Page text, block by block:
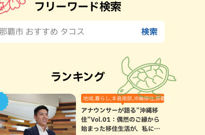
フリーワード検索
ランキング
地域,暮らし,本島南部,沖縄移住,那覇市
アナウンサーが語る”沖縄移
住”Vol.01：偶然のご縁から
始まった移住生活が、私にと